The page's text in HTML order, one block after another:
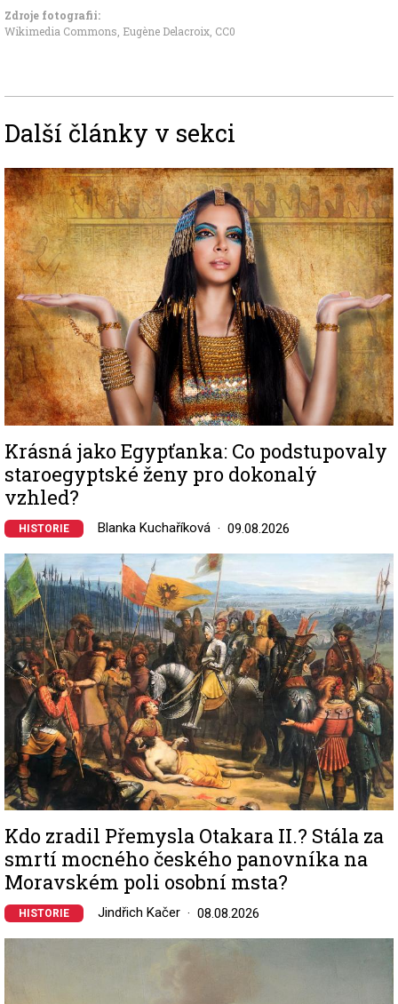
Zdroje fotografii:
Wikimedia Commons, Eugène Delacroix CC0
Další články v sekci
Image
Krásná jako Egypťanka: Co podstupovaly
staroegyptské ženy pro dokonalý
vzhled?
HISTORIE Blanka Kuchaříková 09.08.2026
Image
Kdo zradil Přemysla Otakara II.? Stála za
smrtí mocného českého panovníka na
Moravském poli osobní msta?
HISTORIE Jindřich Kačer 08.08.2026